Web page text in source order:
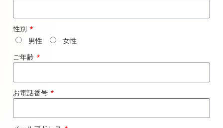
性別
男性
女性
ご年齢
お電話番号